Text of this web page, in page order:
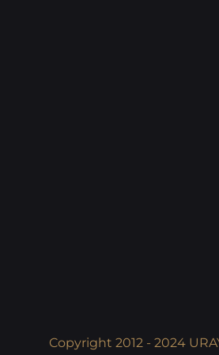
Copyright 2012 - 2024